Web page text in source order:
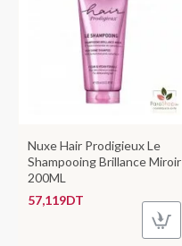
Nuxe Hair Prodigieux Le
Shampooing Brillance Miroir
200ML
57,119DT